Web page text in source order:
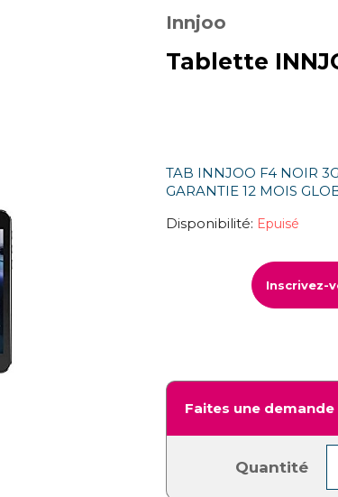
Innjoo
Tablette
TAB INNJOO F4 NOIR
GARANTIE 12 MOIS
Disponibilité: Epuisé
Inscrivez-
Faites une
Quantité